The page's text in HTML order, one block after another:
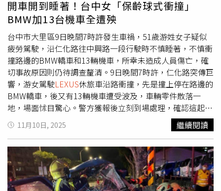
異。至於為何該附加險投保率低？一來是額外增加保費支
出，一來是多數車主認為可在颱風來襲前儘快將愛車移往安
全處所即可，因此投保率偏低。CTWANT也進一步調查此類
泡水車、進水車修復後，一旦流入二手車市場，繼續使用，
但接手的民眾若知情或非知情時，可能出現維修理賠爭議
案，須考量該車的實際市價，理賠合理的維修費用。有民眾
在花150萬元購入二手自小客車（102年式之LEXUS
LS600hL），向產險公司投保乙式汽車車體損失保險，「重
置價值564萬元、保險金額189萬元」，並附加全損免折舊
附加條款，車主後因車輛與路邊停放車輛發生碰撞事故，申
請理賠189萬元，未獲產險公司同意理賠。根據產險公司與
車主將該車送至原廠評估回復原狀所需費用約需1,697,910
元，詢問其他汽車維修廠商了解維修替代方案，才知該車的
實際市場交易價值僅約55萬元左右。不過，車主因為未保留
當初購車合約，也無法請車商提供購車契約等文件，則另提
開車開到睡著！台中女「保齡球式衝撞」
BMW加13台機車全遭殃
台中市大里區9日晚間7時許發生車禍，51歲游姓女子疑似
疲勞駕駛，沿仁化路往中興路一段行駛時不慎睡著，不慎衝
撞路邊的BMW轎車和13輛機車，所幸未造成人員傷亡，確
切事故原因則仍待調查釐清。9日晚間7時許，仁化路突傳巨
響，游女駕駛LEXUS休旅車沿路衝撞，先是撞上停在路邊的
BMW轎車，後又有13輛機車遭受波及，車輛零件散落一
地，場面怵目驚心。警方獲報後立刻到場處理，確認這起事
故未造成人員傷亡，經酒測後發現游女沒有酒駕，疑似是疲
勞駕駛、開到睡著才會釀禍，確切事故原因和責任歸屬則仍
須調查釐清。
11月10日, 2025 繼續閱讀